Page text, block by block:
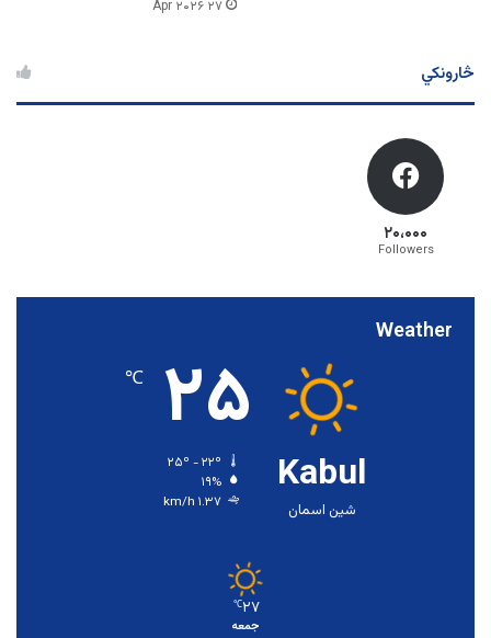
۲۷ Apr ۲۰۲۶
څارونکي
۲۰،۰۰۰
Followers
Weather
Kabul
شین اسمان
۲۵ ℃
۱۹%
۱.۳۷ km/h
۲۷℃
جمعه